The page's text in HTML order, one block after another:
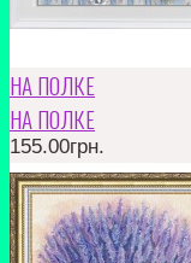
НА ПОЛКЕ
НА ПОЛКЕ
155.00грн.
частичная вышивка ..
КУПИТЬ
В ЗАКЛАДКИ
В СРАВНЕНИЕ
155.00грн.